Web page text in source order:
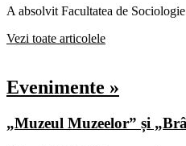
A absolvit Facultatea de
Vezi toate articolele
Evenimente »
„Muzeul Muzeelor” și